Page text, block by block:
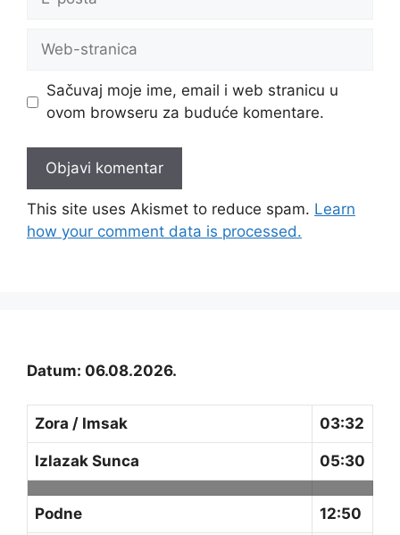
pošta
Web-
Sačuvaj moje ime, email i web stranicu u
ovom browseru za buduće komentare.
This site uses Akismet to reduce spam. Learn
how your comment data is processed.
Datum: 06.08.2026.
Zora / Imsak 03:32
Izlazak Sunca 05:30
Podne 12:50